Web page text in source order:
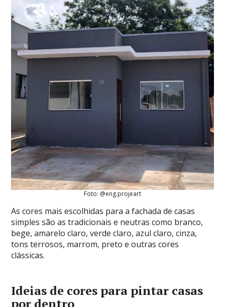
Foto: @eng.projeart
As cores mais escolhidas para a fachada de casas
simples são as tradicionais e neutras como branco,
bege, amarelo claro, verde claro, azul claro, cinza,
tons terrosos, marrom, preto e outras cores
clássicas.
Ideias de cores para pintar casas
por dentro